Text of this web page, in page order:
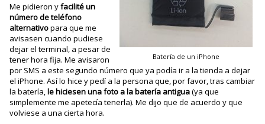
Batería de un iPhone
Me pidieron yfacilité un
número de teléfono
alternativopara que me
avisasen cuando pudiese
dejar el terminal, a pesar de
tener hora fija. Me avisaron
por SMS a este segundo número que ya podía ir a la tienda a dejar
el iPhone. Así lo hice y pedí a la persona que, por favor, tras cambiar
la batería,le hiciesen una foto a la batería antigua(ya que
simplemente me apetecía tenerla). Me dijo que de acuerdo y que
volviese a una cierta hora.